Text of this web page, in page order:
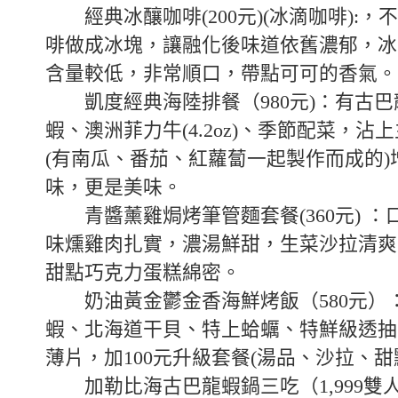
經典冰釀咖啡(200元)(冰滴咖啡):，
啡做成冰塊，讓融化後味道依舊濃郁，
含量較低，非常順口，帶點可可的香氣。
凱度經典海陸排餐（980元)：有古巴
蝦、澳洲菲力牛(4.2oz)、季節配菜，沾
(有南瓜、番茄、紅蘿蔔一起製作而成的)
味，更是美味。
青醬薰雞焗烤筆管麵套餐(360元) ：
味燻雞肉扎實，濃湯鮮甜，生菜沙拉清
甜點巧克力蛋糕綿密。
奶油黃金鬱金香海鮮烤飯（580元）
蝦、北海道干貝、特上蛤蠣、特鮮級透
薄片，加100元升級套餐(湯品、沙拉、
加勒比海古巴龍蝦鍋三吃（1,999雙